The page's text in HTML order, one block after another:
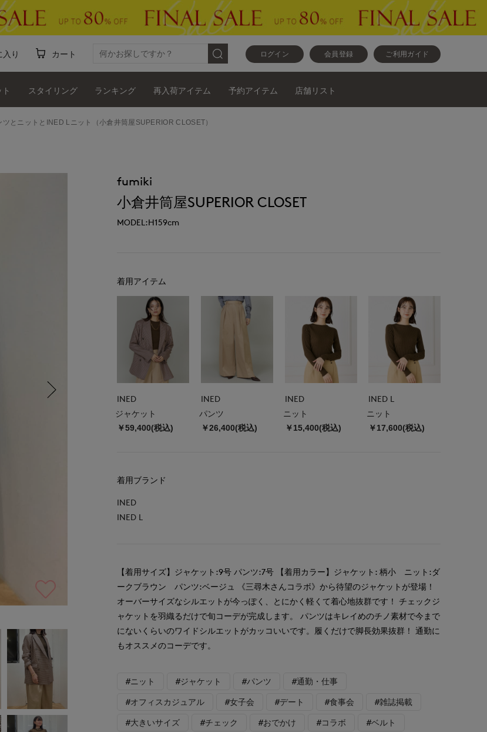
ログイン 会員登録 ご利用ガイド
入り カート
スタイリング ランキング 再入荷アイテム 予約アイテム 店舗リスト
ツとニットとINED Lニット（小倉井筒屋SUPERIOR CLOSET）
fumiki
小倉井筒屋SUPERIOR CLOSET
MODEL:H159cm
着用アイテム
INED
ジャケット
￥59,400(税込)
INED
パンツ
￥26,400(税込)
INED
ニット
￥15,400(税込)
INED L
ニット
￥17,600(税込)
着用ブランド
INED
INED L
【着用サイズ】ジャケット:9号 パンツ:7号 【着用カラー】ジャケット: 柄小 ニット:ダ
ークブラウン パンツ:ベージュ 《三尋木さんコラボ》から待望のジャケットが登場！
オーバーサイズなシルエットが今っぽく、とにかく軽くて着心地抜群です！ チェックジ
ャケットを羽織るだけで旬コーデが完成します。 パンツはキレイめのチノ素材で今まで
にないくらいのワイドシルエットがカッコいいです。履くだけで脚長効果抜群！ 通勤に
もオススメのコーデです。
#ニット #ジャケット #パンツ #通勤・仕事
#オフィスカジュアル #女子会 #デート #食事会 #雑誌掲載
#大きいサイズ #チェック #おでかけ #コラボ #ベルト